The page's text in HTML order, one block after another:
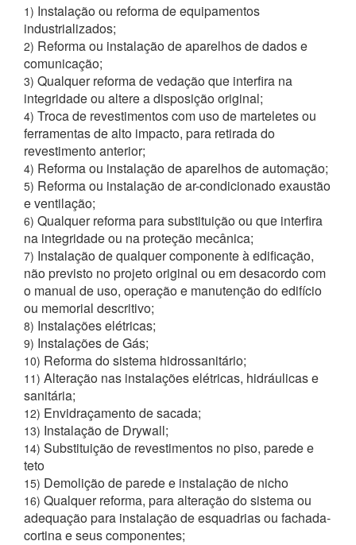
1) Instalação ou reforma de equipamentos
industrializados;
2) Reforma ou instalação de aparelhos de dados e
comunicação;
3) Qualquer reforma de vedação que interfira na
integridade ou altere a disposição original;
4) Troca de revestimentos com uso de marteletes ou
ferramentas de alto impacto, para retirada do
revestimento anterior;
4) Reforma ou instalação de aparelhos de automação;
5) Reforma ou instalação de ar-condicionado exaustão
e ventilação;
6) Qualquer reforma para substituição ou que interfira
na integridade ou na proteção mecânica;
7) Instalação de qualquer componente à edificação,
não previsto no projeto original ou em desacordo com
o manual de uso, operação e manutenção do edifício
ou memorial descritivo;
8) Instalações elétricas;
9) Instalações de Gás;
10) Reforma do sistema hidrossanitário;
11) Alteração nas instalações elétricas, hidráulicas e
sanitária;
12) Envidraçamento de sacada;
13) Instalação de Drywall;
14) Substituição de revestimentos no piso, parede e
teto
15) Demolição de parede e instalação de nicho
16) Qualquer reforma, para alteração do sistema ou
adequação para instalação de esquadrias ou fachada-
cortina e seus componentes;